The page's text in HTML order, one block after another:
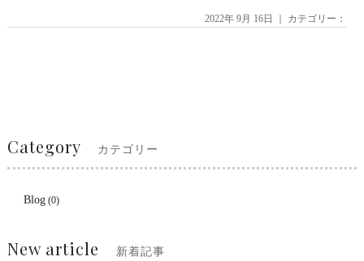
2022年 9月 16日 ｜ カテゴリー：
Category カテゴリー
Blog(0)
New article 新着記事